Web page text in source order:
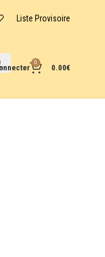
Liste Provisoire
0
0.00€